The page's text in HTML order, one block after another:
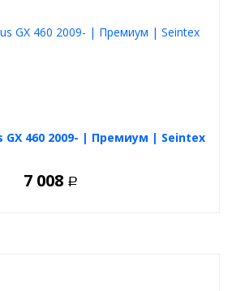
предпочтений, любой вариант
GX 460 2009- | Премиум | Seintex
7 008 Р